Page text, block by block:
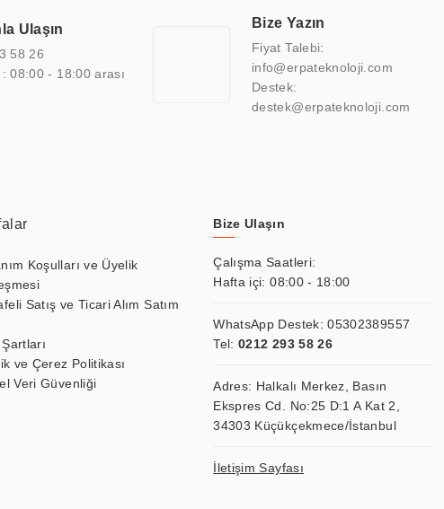
bir şekilde hareket etmektedir. Kaliteli ekipmanı, uzman kadroları,
katkı sağlamaktadır.
Ulaşın
58 26
08:00 - 18:00 arası
Bize Yazın
Fiyat Talebi:
info@erpateknoloji.com
Destek:
destek@erpateknoloji.com
Koşulları ve Üyelik
Satış ve Ticari Alım Satım
ve Çerez Politikası
Veri Güvenliği
Bize Ulaşın
Çalışma Saatleri:
Hafta içi: 08:00 - 18:00
WhatsApp Destek:05302389557
Tel: 0212 293 58 26
Adres: Halkalı Merkez, Basın
Ekspres Cd. No:25 D:1 A Kat 2,
34303 Küçükçekmece/İstanbul
İletişim Sayfası